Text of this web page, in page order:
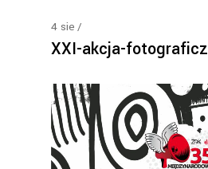
4 sie
XXI-akcja-